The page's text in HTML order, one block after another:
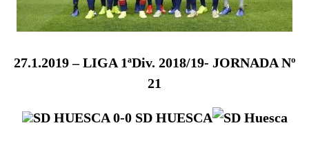
27.1.2019– LIGA 1ªDiv. 2018/19- JORNADA Nº
21
SD HUESCA 0-0 SD HUESCA